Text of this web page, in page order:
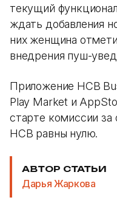
текущий
ждать добавления
них женщина
внедрения пуш-
Приложение HCB
Play Market и
старте комиссии
HCB равны нулю.
АВТОР СТАТЬИ
Дарья Жаркова